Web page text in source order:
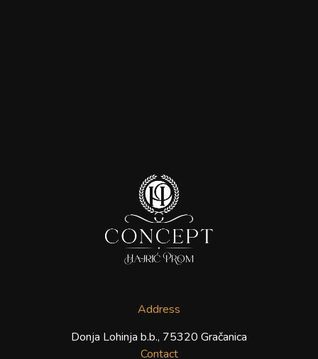
Address
Donja Lohinja b.b., 75320 Gračanica
Contact